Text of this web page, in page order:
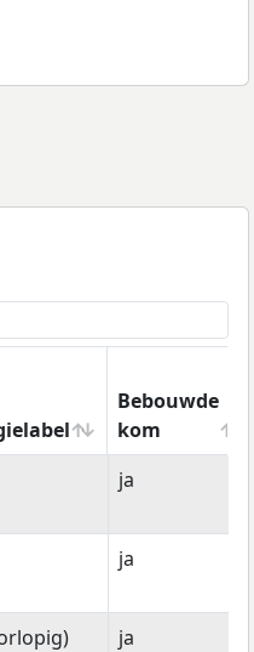
Bebouwde
kom
Bebouwde
kom
ja
ja
ja